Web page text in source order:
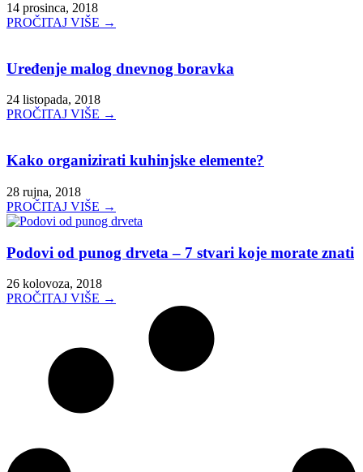
14 prosinca, 2018
PROČITAJ VIŠE →
Uređenje malog dnevnog boravka
24 listopada, 2018
PROČITAJ VIŠE →
Kako organizirati kuhinjske elemente?
28 rujna, 2018
PROČITAJ VIŠE →
Podovi od punog drveta – 7 stvari koje morate znati
26 kolovoza, 2018
PROČITAJ VIŠE →